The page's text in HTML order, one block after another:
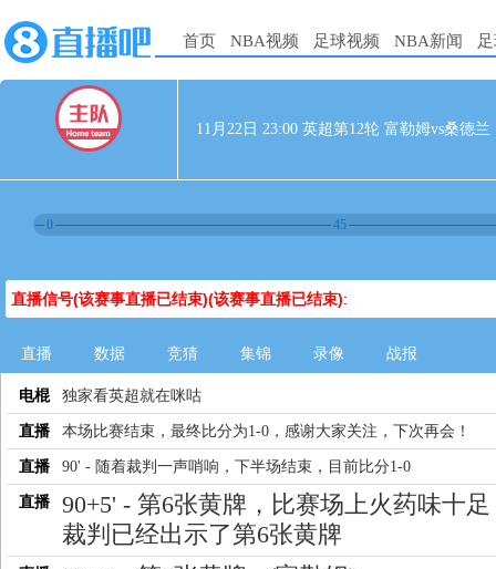
首页 NBA视频 足球视频 NBA新闻
11月22日 23:00 英超第12轮 富勒姆vs桑德兰
0 45
直播信号(该赛事直播已结束)(该赛事直播已结束):
直播 数据 竞猜 集锦 录像 战报
电棍 独家看英超就在咪咕
直播 本场比赛结束，最终比分为1-0，感谢大家关注，下次再会！
直播 90' - 随着裁判一声哨响，下半场结束，目前比分1-0
直播
90+5' - 第6张黄牌，比赛场上火药味十足
裁判已经出示了第6张黄牌